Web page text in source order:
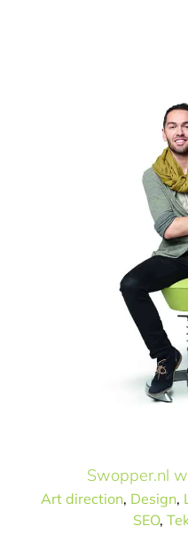
Swopper.nl
Art direction, Design,
SEO,